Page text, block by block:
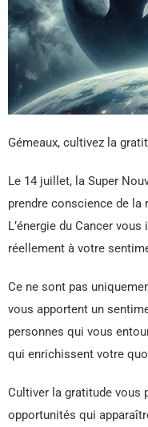
Gémeaux, cultivez la
Le 14 juillet, la Super
prendre conscience de la
L’énergie du Cancer
réellement à votre
Ce ne sont pas
vous apportent un
personnes qui vous
qui enrichissent votre
Cultiver la gratitude vous
opportunités qui